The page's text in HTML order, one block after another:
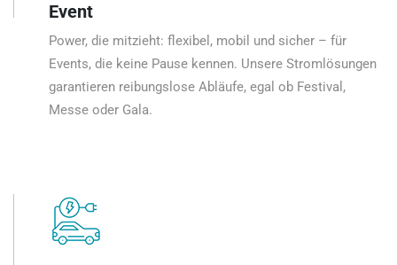
Event
Power, die mitzieht: flexibel, mobil und sicher – für
Events, die keine Pause kennen. Unsere Stromlösungen
garantieren reibungslose Abläufe, egal ob Festival,
Messe oder Gala.